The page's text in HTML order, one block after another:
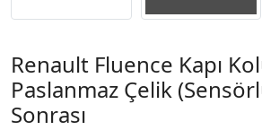
Renault Fluence Kapı
Paslanmaz Çelik
Sonrası